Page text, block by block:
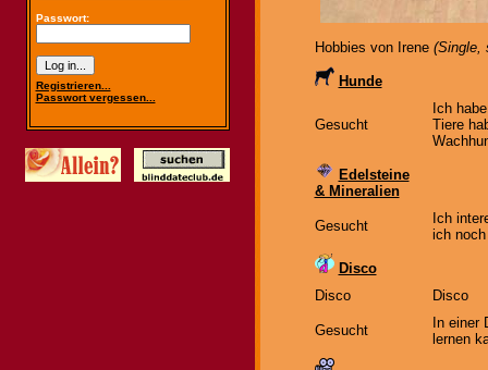
Passwort:
Registrieren...
Passwort vergessen...
Hobbies von Irene (Single,
Hunde
Gesucht
Ich
Tiere
Edelsteine
& Mineralien
Gesucht
Ich
ich
Disco
Disco
Disco
Gesucht
In einer
lernen